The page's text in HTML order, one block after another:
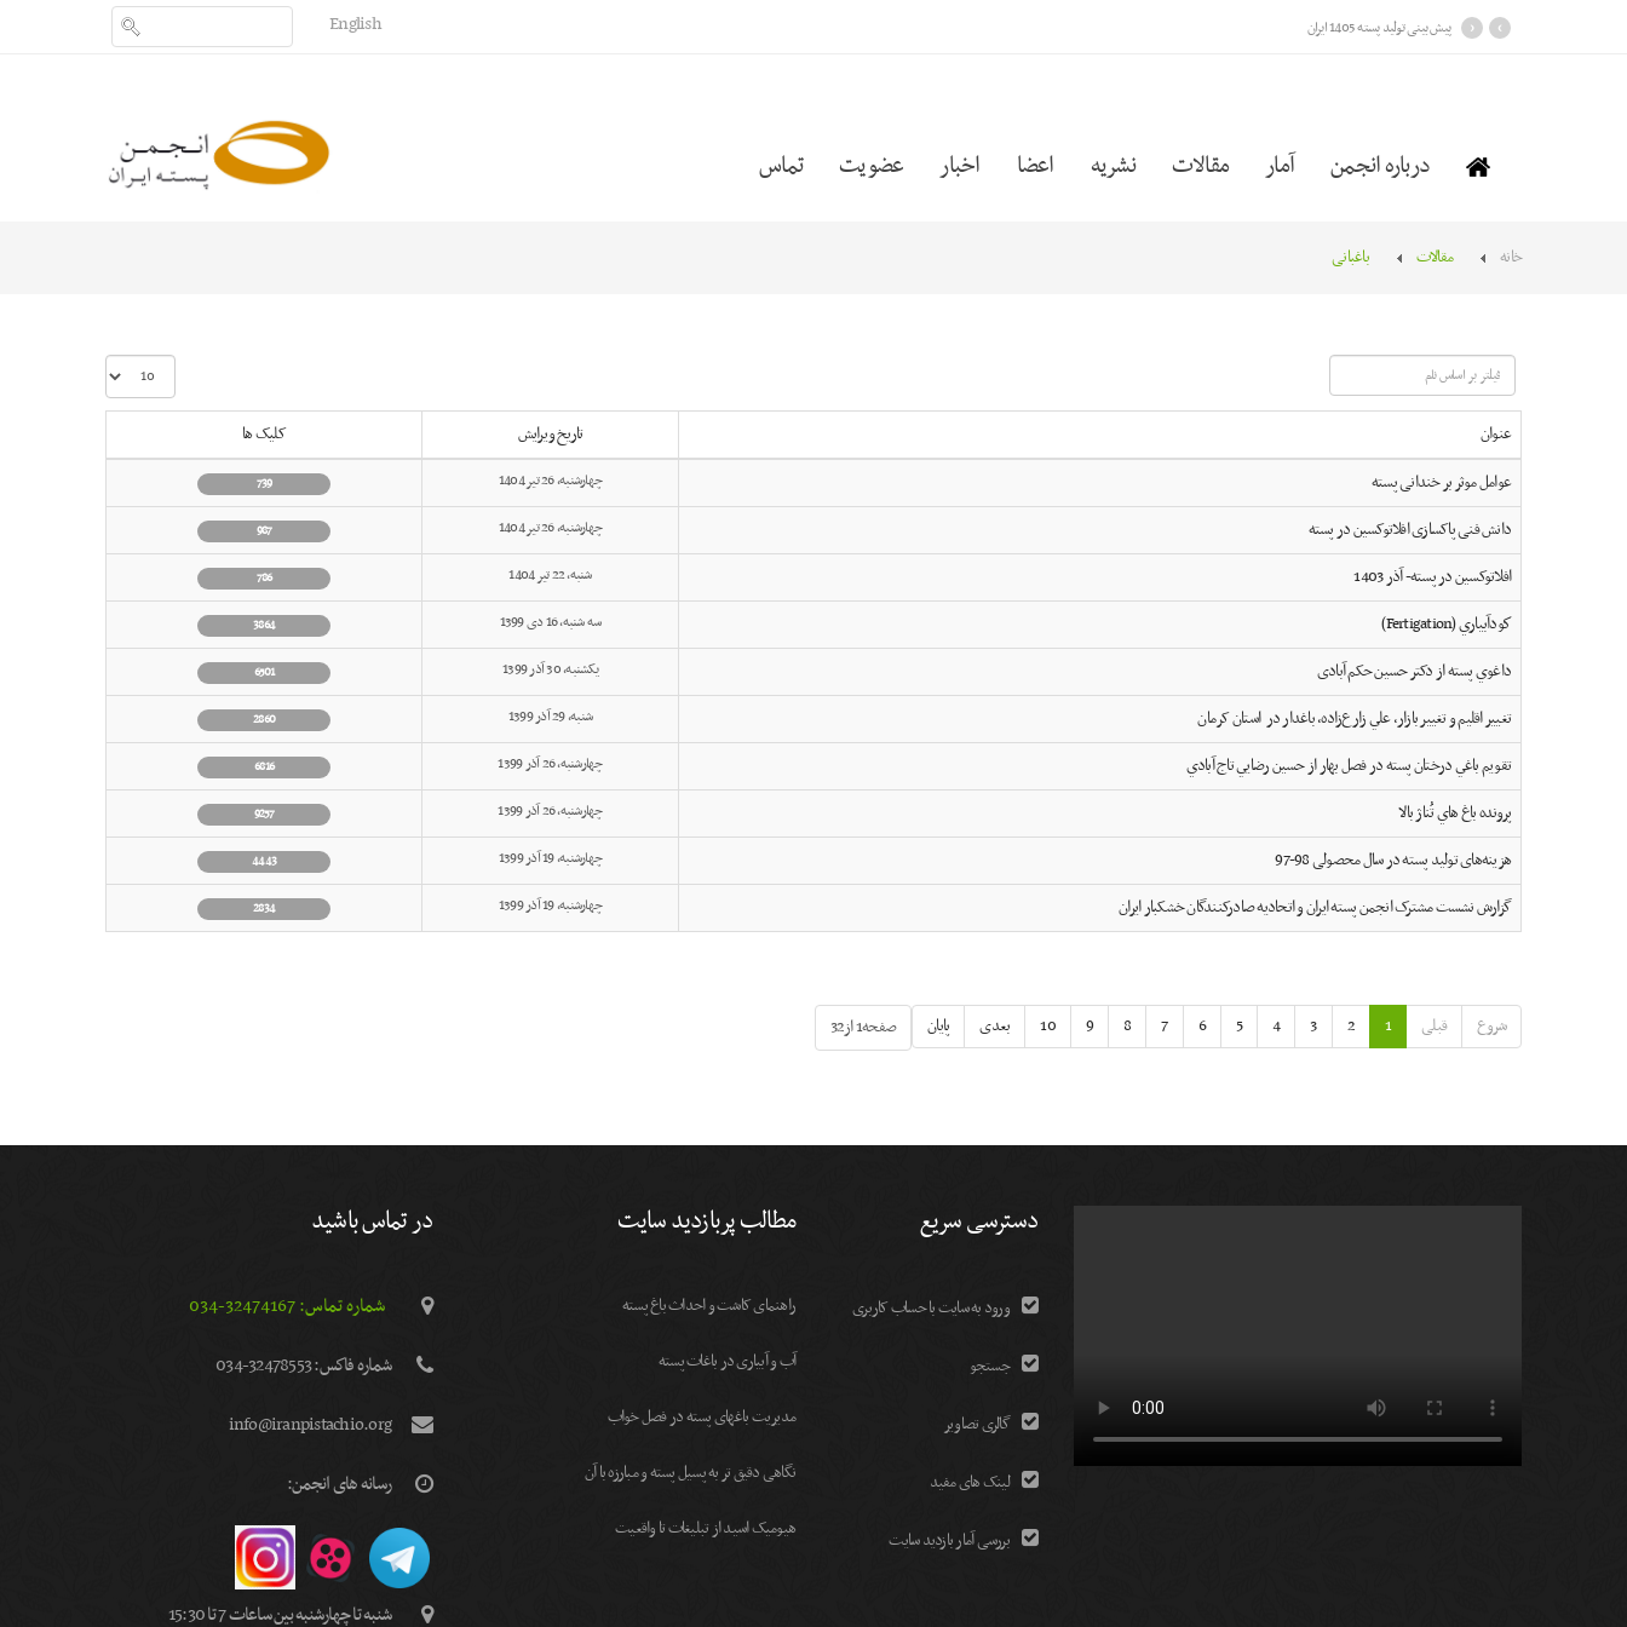
پیش بینی تولید پسته 1405 ایران ›
‹
English
درباره انجمن آمار مقالات نشریه اعضا اخبار عضویت تماس
خانه مقالات باغبانی
فیلتر
بر
اساس
نام
نمایش
#
عنوان
تاریخ ویرایش
کلیک ها
عوامل موثر بر خندانی پسته
چهارشنبه, 26 تیر 1404 739
دانش فنی پاکسازی افلاتوکسین در پسته چهارشنبه, 26 تیر 1404 987
افلاتوکسین در پسته- آذر 1403 شنبه, 22 تیر 1404 786
كودآبياري (Fertigation) سه شنبه, 16 دی 1399 3864
داغوي پسته از دکتر حسین حکم آبادی یکشنبه, 30 آذر 1399 6501
تغيير اقليم و تغيير بازار، علي زارع‌زاده، باغدار در استان کرمان شنبه, 29 آذر 1399 2860
تقويم باغي درختان پسته در فصل بهار از حسين رضايي تاج آبادي چهارشنبه, 26 آذر 1399 6816
پرونده باغ هاي تُناژ بالا چهارشنبه, 26 آذر 1399 9257
هزینه‌های تولید پسته در سال محصولی 98-97 چهارشنبه, 19 آذر 1399 4443
گزارش نشست مشترک انجمن پسته ايران و اتحاديه صادرکنندگان خشکبار ايران چهارشنبه, 19 آذر 1399 2834
صفحه1 از32 شروع قبلی 1
2
3
4
5
6
7
8
9
10 بعدی پایان
دسترسی سریع
ورود به سایت با حساب کاربری
جستجو
گالری تصاویر
لینک های مفید
بررسی آمار بازدید سایت
مطالب پربازدید سایت
راهنمای کاشت و احداث باغ پسته
آب و آبیاری در باغات پسته
مديريت باغهای پسته در فصل خواب
نگاهی دقیق تر به پسیل پسته و مبارزه با آن
هیومیک اسید از تبلیغات تا واقعیت
در تماس باشید
شماره تماس: 32474167-034
شماره فاكس: 32478553-034
info@iranpistachio.org
رسانه های انجمن:
شنبه تا چهارشنبه بین ساعات 7 تا 15:30